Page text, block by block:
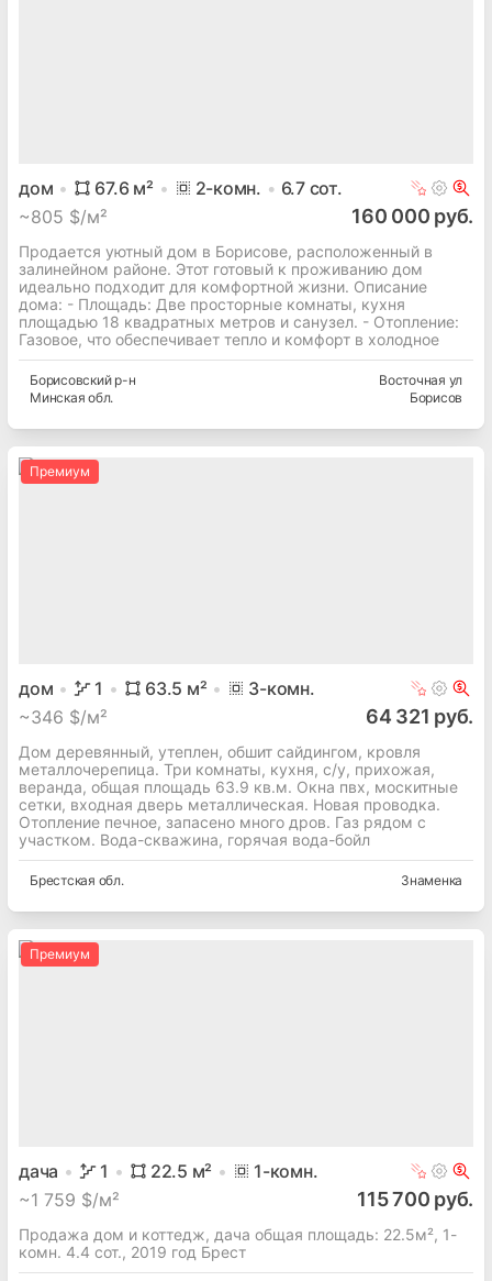
дом 67.6м² 2-комн. 6.7сот.
~805 $/м² 160 000 руб.
Продается уютный дом в Борисове, расположенный в
залинейном районе. Этот готовый к проживанию дом
идеально подходит для комфортной жизни. Описание
дома: - Площадь: Две просторные комнаты, кухня
площадью 18 квадратных метров и санузел. - Отопление:
Газовое, что обеспечивает тепло и комфорт в холодное
Борисовскийр-н
Минская обл.
Восточная ул
Борисов
Премиум
дом 1 63.5 м² 3-комн.
~346 $/м² 64 321 руб.
Дом деревянный, утеплен, обшит сайдингом, кровля
металлочерепица. Три комнаты, кухня, с/у, прихожая,
веранда, общая площадь 63.9 кв.м. Окна пвх, москитные
сетки, входная дверь металлическая. Новая проводка.
Отопление печное, запасено много дров. Газ рядом с
участком. Вода-скважина, горячая вода-бойл
Брестская обл. Знаменка
Премиум
дача 1 22.5 м² 1-комн.
~1 759 $/м² 115 700 руб.
Продажа дом и коттедж, дача общая площадь: 22.5м², 1-
комн. 4.4 сот., 2019 год Брест